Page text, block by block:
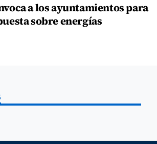
a los ayuntamientos para
sobre energías